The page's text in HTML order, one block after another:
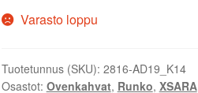
Varasto loppu
Tuotetunnus (SKU): 2816-AD19_K14
Osastot: Ovenkahvat, Runko, XSARA